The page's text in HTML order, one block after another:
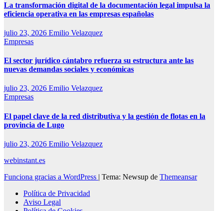
La transformación digital de la documentación legal impulsa la
eficiencia operativa en las empresas españolas
julio 23, 2026 Emilio Velazquez
Empresas
El sector jurídico cántabro refuerza su estructura ante las
nuevas demandas sociales y económicas
julio 23, 2026 Emilio Velazquez
Empresas
El papel clave de la red distributiva y la gestión de flotas en la
provincia de Lugo
julio 23, 2026 Emilio Velazquez
webinstant.es
Funciona gracias a WordPress | Tema: Newsup de Themeansar
Política de Privacidad
Aviso Legal